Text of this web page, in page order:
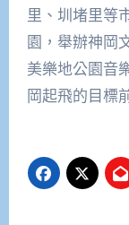
里、圳堵里等
園，舉辦神岡
美樂地公園音
岡起飛的目標